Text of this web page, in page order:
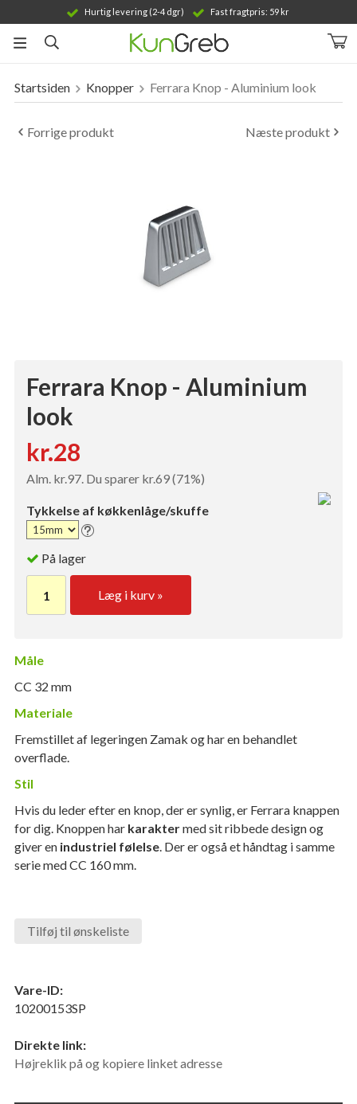
Hurtig levering (2-4 dgr) Fast fragtpris: 59 kr
Produktet er blevet tilføjet til din indkøbskurv
Startsiden Knopper Ferrara Knop - Aluminium look
Forrige produkt Næste produkt
Ferrara Knop - Aluminium
look
kr.28
Alm. kr.97. Du sparer kr.69 (71%)
Tykkelse af køkkenlåge/skuffe
På lager
Læg i kurv »
Måle
CC 32 mm
Materiale
Fremstillet af legeringen Zamak og har en behandlet
overflade.
Stil
Hvis du leder efter en knop, der er synlig, er Ferrara knappen
for dig. Knoppen har karaktermed sit ribbede design og
giver en industriel følelse. Der er også et håndtag i samme
serie med CC 160 mm.
Tilføj til ønskeliste
Vare-ID:
10200153SP
Direkte link:
Højreklik på og kopiere linket adresse